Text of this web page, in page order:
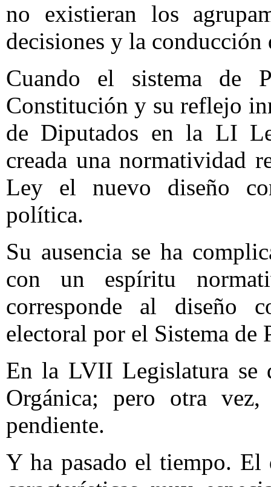
no existieran los
decisiones y la conducción
Cuando el sistema de
Constitución y su reflejo
de Diputados en la LI
creada una normatividad
Ley el nuevo diseño
política.
Su ausencia se ha
con un espíritu
corresponde al diseño
electoral por el Sistema de
En la LVII Legislatura se
Orgánica; pero otra
pendiente.
Y ha pasado el tiempo.